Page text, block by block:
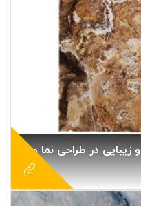
سنگ بادبر تراونیکس | مقاومت و زیبایی در طراحی نما و محوطه